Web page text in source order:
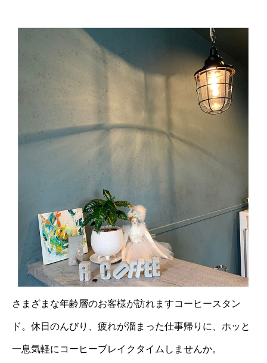
さまざまな年齢層のお客様が訪れますコーヒースタン
ド。休日のんびり、疲れが溜まった仕事帰りに、ホッと
一息気軽にコーヒーブレイクタイムしませんか。